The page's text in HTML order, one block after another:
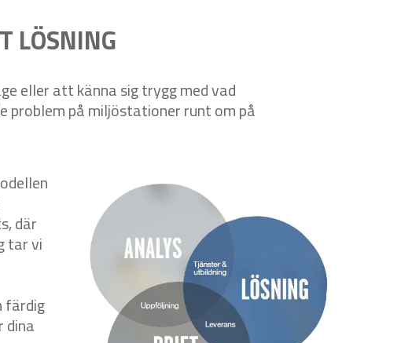
LÖSNING
eller att känna sig trygg med vad
problem på miljöstationer runt om på
där
tar vi
färdig
dina